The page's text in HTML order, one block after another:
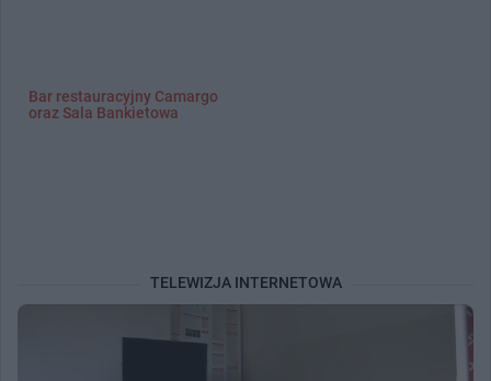
Bar restauracyjny Camargo
oraz Sala Bankietowa
TELEWIZJA INTERNETOWA